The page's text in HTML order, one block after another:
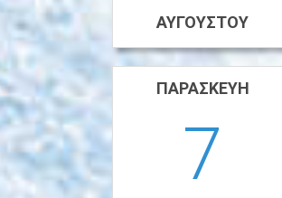
ΑΥΓΟΎΣΤΟΥ
ΠΑΡΑΣΚΕΥΉ
7